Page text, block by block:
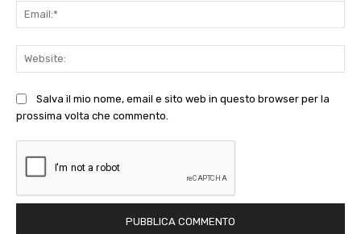
Salva il mio nome, email e sito web in questo browser per la
prossima volta che commento.